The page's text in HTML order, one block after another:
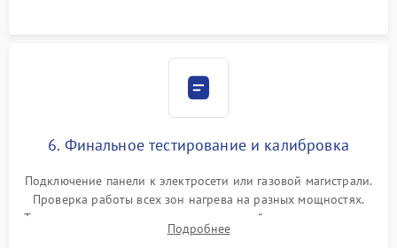
6. Финальное тестирование и калибровка
Подключение панели к электросети или газовой магистрали.
Проверка работы всех зон нагрева на разных мощностях.
Тестирование сенсорного управления, таймера, индикаторов
остаточного тепла и систем защиты от перегрева.
Подробнее